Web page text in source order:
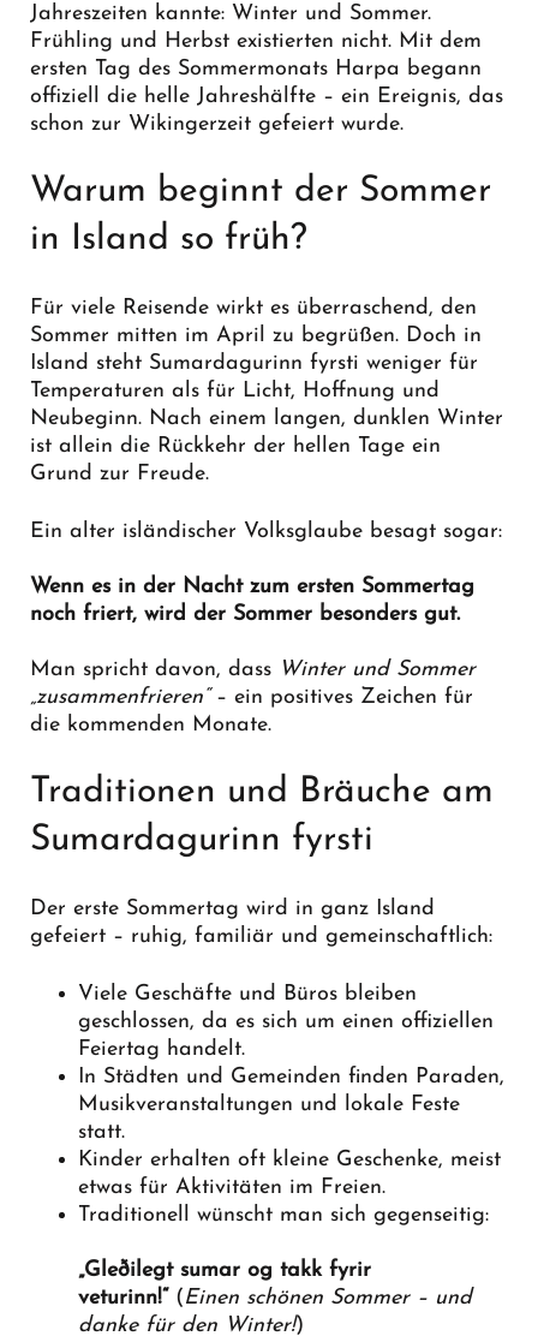
Jahreszeiten kannte: Winter und Sommer.
Frühling und Herbst existierten nicht. Mit dem
ersten Tag des Sommermonats Harpa begann
offiziell die helle Jahreshälfte – ein Ereignis, das
schon zur Wikingerzeit gefeiert wurde.
Warum beginnt der Sommer
in Island so früh?
Für viele Reisende wirkt es überraschend, den
Sommer mitten im April zu begrüßen. Doch in
Island steht Sumardagurinn fyrsti weniger für
Temperaturen als für Licht, Hoffnung und
Neubeginn. Nach einem langen, dunklen Winter
ist allein die Rückkehr der hellen Tage ein
Grund zur Freude.
Ein alter isländischer Volksglaube besagt sogar:
Wenn es in der Nacht zum ersten Sommertag
noch friert, wird der Sommer besonders gut.
Man spricht davon, dass Winter und Sommer
„zusammenfrieren“– ein positives Zeichen für
die kommenden Monate.
Traditionen und Bräuche am
Sumardagurinn fyrsti
Der erste Sommertag wird in ganz Island
gefeiert – ruhig, familiär und gemeinschaftlich:
Viele Geschäfte und Büros bleiben
geschlossen, da es sich um einen offiziellen
Feiertag handelt.
In Städten und Gemeinden finden Paraden,
Musikveranstaltungen und lokale Feste
statt.
Kinder erhalten oft kleine Geschenke, meist
etwas für Aktivitäten im Freien.
Traditionell wünscht man sich gegenseitig:
„Gleðilegt sumar og takk fyrir
veturinn!“ ( Einen schönen Sommer – und
danke für den Winter!)